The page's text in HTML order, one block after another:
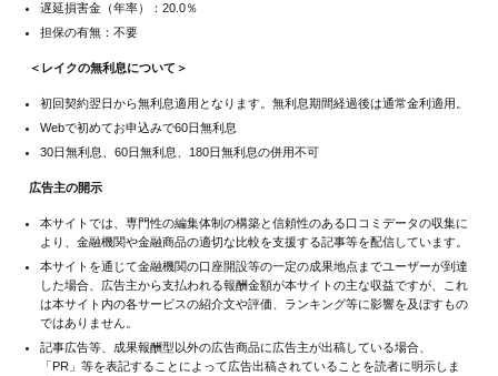
遅延損害金（年率）：20.0％
担保の有無：不要
＜レイクの無利息について＞
初回契約翌日から無利息適用となります。無利息期間経過後は通常金利適用。
Webで初めてお申込みで60日無利息
30日無利息、60日無利息、180日無利息の併用不可
広告主の開示
本サイトでは、専門性の編集体制の構築と信頼性のある口コミデータの収集に
より、金融機関や金融商品の適切な比較を支援する記事等を配信しています。
本サイトを通じて金融機関の口座開設等の一定の成果地点までユーザーが到達
した場合、広告主から支払われる報酬金額が本サイトの主な収益ですが、これ
は本サイト内の各サービスの紹介文や評価、ランキング等に影響を及ぼすもの
ではありません。
記事広告等、成果報酬型以外の広告商品に広告主が出稿している場合、
「PR」等を表記することによって広告出稿されていることを読者に明示しま